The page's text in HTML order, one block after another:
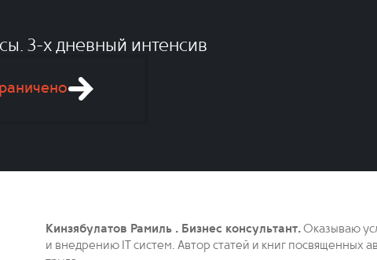
3-x дневный интенсив
Кинзябулатов Рамиль . Бизнес консультант.Оказываю
и внедрению IT систем. Автор статей и книг посвященных